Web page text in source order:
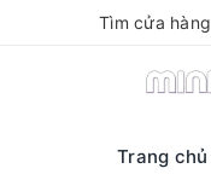
Tìm cửa hàng
Trang chủ